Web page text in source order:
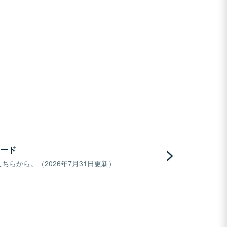
ド
らから。（2026年7月31日更新）